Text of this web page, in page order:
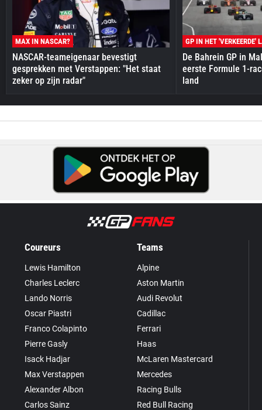
MAX IN NASCAR?
NASCAR-teameigenaar bevestigt
gesprekken met Verstappen: "Het staat
zeker op zijn radar"
GP IN HET 'VERKEERDE'
De Bahrein GP in
eerste Formule 1-
land
Coureurs
Lewis Hamilton
Charles Leclerc
Lando Norris
Oscar Piastri
Franco Colapinto
Pierre Gasly
Isack Hadjar
Max Verstappen
Alexander Albon
Carlos Sainz
Teams
Alpine
Aston Martin
Audi Revolut
Cadillac
Ferrari
Haas
McLaren Mastercard
Mercedes
Racing Bulls
Red Bull Racing